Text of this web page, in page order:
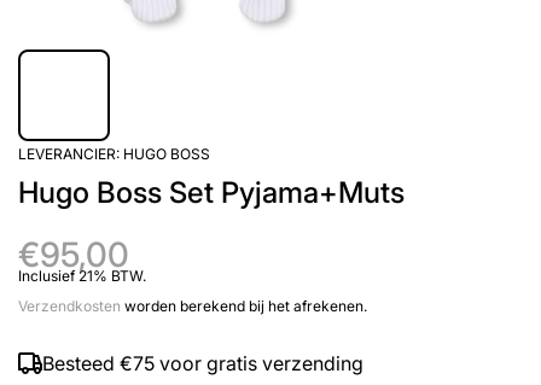
LEVERANCIER: HUGO BOSS
Hugo Boss Set Pyjama+Muts
€95,00
Inclusief 21% BTW.
Verzendkosten worden berekend bij het afrekenen.
Besteed €75 voor gratis verzending